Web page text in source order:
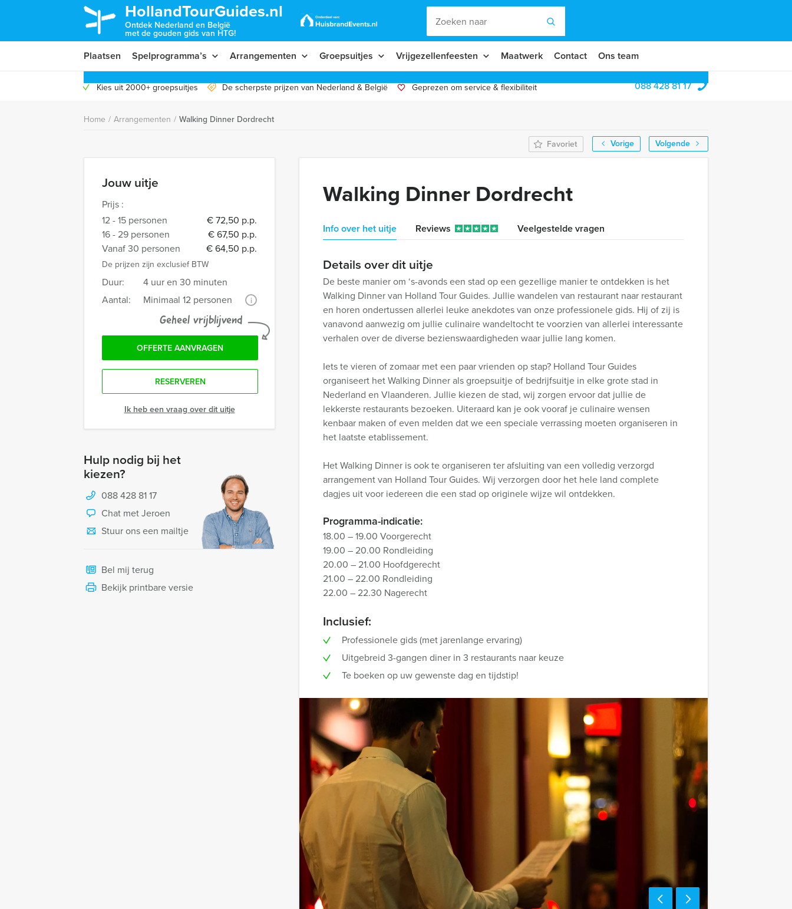
HollandTourGuides.nl
Ontdek Nederland en België
met de gouden gids van HTG!
Plaatsen Spelprogramma’s Arrangementen Groepsuitjes Vrijgezellenfeesten Maatwerk Contact Ons team
Kies uit 2000+ groepsuitjes De scherpste prijzen van Nederland & België Geprezen om service & flexibiliteit 088 428 81 17
Home / Arrangementen / Walking Dinner Dordrecht
Vorige
Volgende
Favoriet
Jouw uitje
Prijs :
12 - 15 personen
€ 72,50 p.p.
16 - 29 personen
€ 67,50 p.p.
Vanaf 30 personen
€ 64,50 p.p.
De prijzen zijn exclusief BTW
Duur:
4 uur en 30 minuten
Aantal:
Minimaal 12 personen i
Geheel vrijblijvend
OFFERTE AANVRAGEN
RESERVEREN
Ik heb een vraag over dit uitje
Hulp nodig bij het
kiezen?
088 428 81 17
Chat met Jeroen
Stuur ons een mailtje
Bel mij terug
Bekijk printbare versie
Walking Dinner Dordrecht
Info over het uitje Reviews Veelgestelde vragen
Details over dit uitje
De beste manier om ‘s-avonds een stad op een gezellige manier te ontdekken is het
Walking Dinner van Holland Tour Guides. Jullie wandelen van restaurant naar restaurant
en horen ondertussen allerlei leuke anekdotes van onze professionele gids. Hij of zij is
vanavond aanwezig om jullie culinaire wandeltocht te voorzien van allerlei interessante
verhalen over de diverse bezienswaardigheden waar jullie lang komen.
Iets te vieren of zomaar met een paar vrienden op stap? Holland Tour Guides
organiseert het Walking Dinner als groepsuitje of bedrijfsuitje in elke grote stad in
Nederland en Vlaanderen. Jullie kiezen de stad, wij zorgen ervoor dat jullie de
lekkerste restaurants bezoeken. Uiteraard kan je ook vooraf je culinaire wensen
kenbaar maken of even melden dat we een speciale verrassing moeten organiseren in
het laatste etablissement.
Het Walking Dinner is ook te organiseren ter afsluiting van een volledig verzorgd
arrangement van Holland Tour Guides. Wij verzorgen door het hele land complete
dagjes uit voor iedereen die een stad op originele wijze wil ontdekken.
Programma-indicatie:
18.00 – 19.00 Voorgerecht
19.00 – 20.00 Rondleiding
20.00 – 21.00 Hoofdgerecht
21.00 – 22.00 Rondleiding
22.00 – 22.30 Nagerecht
Inclusief:
Professionele gids (met jarenlange ervaring)
Uitgebreid 3-gangen diner in 3 restaurants naar keuze
Te boeken op uw gewenste dag en tijdstip!